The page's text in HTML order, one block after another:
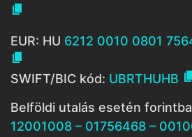

EUR: HU 6212 0010 0801

SWIFT/BIC kód: UBRTHUHB 
Belföldi utalás esetén
12001008 – 01756468 –